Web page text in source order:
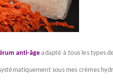
anti-âge adapté à tous les types
sous mes crèmes